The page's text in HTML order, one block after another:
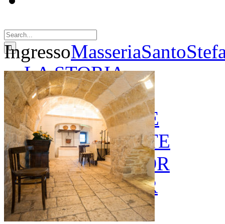
for:
LA STORIA
LE CAMERE
GOLD SUITE
GREEN SUITE
BLUE JUNIOR
RED JUNIOR
ESPERIENZE
Ingresso